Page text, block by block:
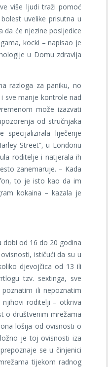
više ljudi traži pomoć
uvelike prisutna u
da će njezine posljedice
kocki – napisao je
u Domu zdravlja
razloga za paniku, no
sve manje kontrole nad
može izazvati
od stručnjaka
liječenje
Street”, u Londonu
roditelje i natjerala ih
zanemaruje. – Kada
to je isto kao da im
kokaina – kazala je
dobi od 16 do 20 godina
ističući da su u
djevojčica od 13 ili
tzv. sextinga, sve
ili nepoznatim
roditelji – otkriva
o društvenim mrežama
lošija od ovisnosti o
je toj ovisnosti iza
se u činjenici
tijekom radnog